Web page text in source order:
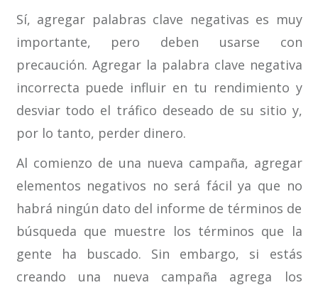
Sí, agregar palabras clave negativas es muy
importante, pero deben usarse con
precaución. Agregar la palabra clave negativa
incorrecta puede influir en tu rendimiento y
desviar todo el tráfico deseado de su sitio y,
por lo tanto, perder dinero.
Al comienzo de una nueva campaña, agregar
elementos negativos no será fácil ya que no
habrá ningún dato del informe de términos de
búsqueda que muestre los términos que la
gente ha buscado. Sin embargo, si estás
creando una nueva campaña agrega los